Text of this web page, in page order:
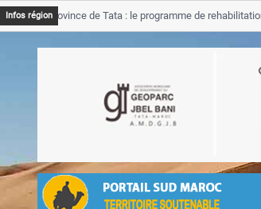
Infos région
Province de Tata : le programme de rehabilitation